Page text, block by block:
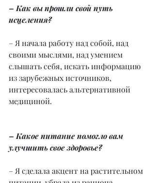
– Как вы прошли свой путь
исцеления?
– Я начала работу над собой, над
своими мыслями, над умением
слышать себя, искать информацию
из зарубежных источников,
интересовалась альтернативной
медициной.
– Какое питание помогло вам
улучшить свое здоровье?
– Я сделала акцент на растительном